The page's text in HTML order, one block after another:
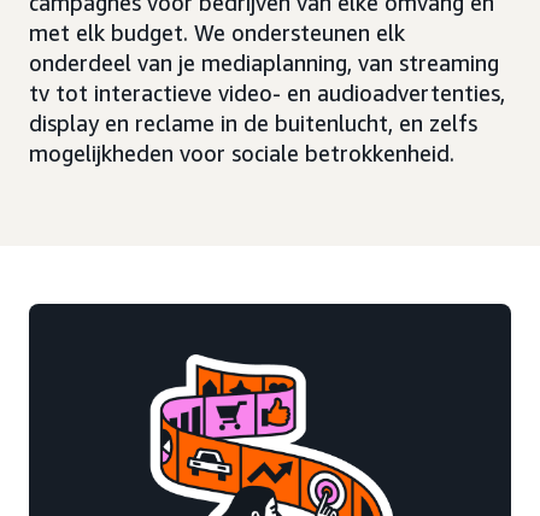
met elk budget. We ondersteunen elk
onderdeel van je mediaplanning, van streaming
tv tot interactieve video- en audioadvertenties,
display en reclame in de buitenlucht, en zelfs
mogelijkheden voor sociale betrokkenheid.